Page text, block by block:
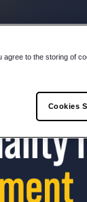
ett DMS?
i
arbetsflöde?
agree to the storing of
Cookies